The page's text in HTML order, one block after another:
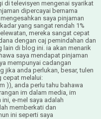
di televisyen mengenai syarikat
dipercayai bernama
saya pinjaman
yang sangat rendah 1%
mereka sangat cepat
dengan caj pemindahan dan
lain di blog ini. ia akan menarik
saya mendapat pinjaman
mempunyai cadangan
jika anda perlukan, besar, tulen
cepat melalui:
)), anda perlu tahu bahawa
im dalam media, im
e-mel saya adalah
memberkati dan
ini seperti saya